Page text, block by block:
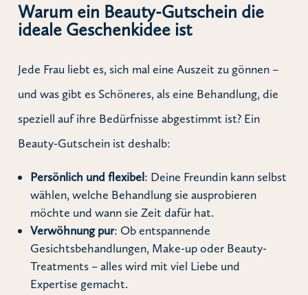
Warum ein Beauty-Gutschein die
ideale Geschenkidee ist
Jede Frau liebt es, sich mal eine Auszeit zu gönnen –
und was gibt es Schöneres, als eine Behandlung, die
speziell auf ihre Bedürfnisse abgestimmt ist? Ein
Beauty-Gutschein ist deshalb:
Persönlich und flexibel: Deine Freundin kann selbst
wählen, welche Behandlung sie ausprobieren
möchte und wann sie Zeit dafür hat.
Verwöhnung pur: Ob entspannende
Gesichtsbehandlungen, Make-up oder Beauty-
Treatments – alles wird mit viel Liebe und
Expertise gemacht.